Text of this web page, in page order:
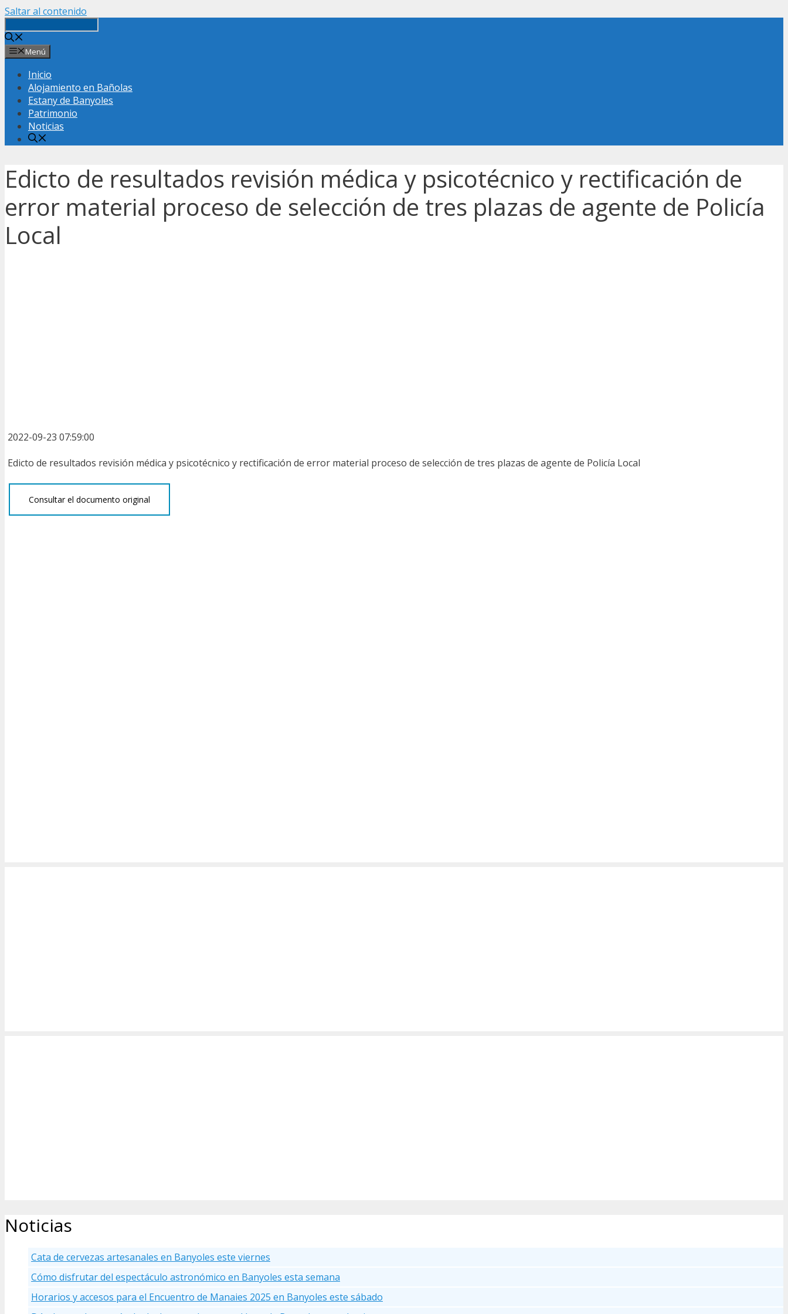
Saltar al contenido
Menú
Inicio
Alojamiento en Bañolas
Estany de Banyoles
Patrimonio
Noticias
Edicto de resultados revisión médica y psicotécnico y rectificación de
error material proceso de selección de tres plazas de agente de Policía
Local
2022-09-23 07:59:00
Edicto de resultados revisión médica y psicotécnico y rectificación de error material proceso de selección de tres plazas de agente de Policía Local
Consultar el documento original
Noticias
Cata de cervezas artesanales en Banyoles este viernes
Cómo disfrutar del espectáculo astronómico en Banyoles esta semana
Horarios y accesos para el Encuentro de Manaies 2025 en Banyoles este sábado